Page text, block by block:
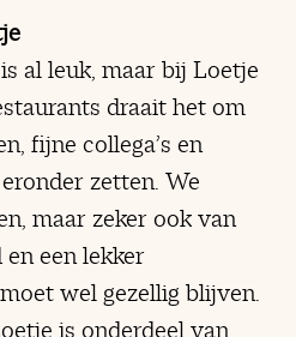
al leuk, maar bij Loetje
draait het om
fijne collega’s en
zetten. We
maar zeker ook van
en een lekker
wel gezellig blijven.
is onderdeel van